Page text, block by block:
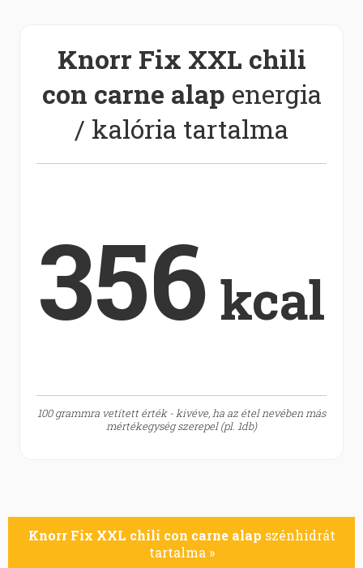
Knorr Fix XXL chili
con carne alap energia
/ kalória tartalma
356 kcal
100 grammra vetített érték - kivéve, ha az étel nevében más
mértékegység szerepel (pl. 1db)
Knorr Fix XXL chili con carne alap szénhidrát
tartalma »